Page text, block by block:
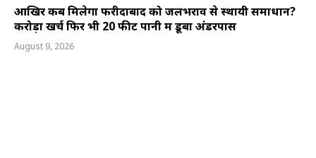
आखिर कब मिलेगा फरीदाबाद को जलभराव से स्थायी समाधान?
करोड़ों खर्च फिर भी 20 फीट पानी में डूबा अंडरपास
August 9, 2026